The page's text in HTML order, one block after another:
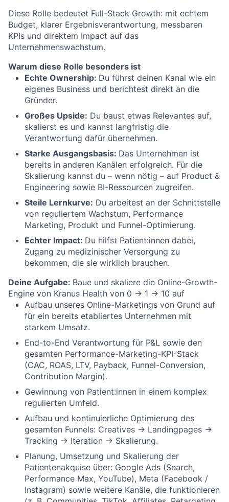
Diese Rolle bedeutet Full-Stack Growth: mit echtem
Budget, klarer Ergebnisverantwortung, messbaren
KPIs und direktem Impact auf das
Unternehmenswachstum.
Warum diese Rolle besonders ist
Echte Ownership: Du führst deinen Kanal wie ein
eigenes Business und berichtest direkt an die
Gründer.
Großes Upside: Du baust etwas Relevantes auf,
skalierst es und kannst langfristig die
Verantwortung dafür übernehmen.
Starke Ausgangsbasis: Das Unternehmen ist
bereits in anderen Kanälen erfolgreich. Für die
Skalierung kannst du – wenn nötig – auf Product &
Engineering sowie BI-Ressourcen zugreifen.
Steile Lernkurve: Du arbeitest an der Schnittstelle
von reguliertem Wachstum, Performance
Marketing, Produkt und Funnel-Optimierung.
Echter Impact: Du hilfst Patient:innen dabei,
Zugang zu medizinischer Versorgung zu
bekommen, die sie wirklich brauchen.
Deine Aufgabe: Baue und skaliere die Online-Growth-
Engine von Kranus Health von 0 → 1 → 10 auf
Aufbau unseres Online-Marketings von Grund auf
für ein bereits etabliertes Unternehmen mit
starkem Umsatz.
End-to-End Verantwortung für P&L sowie den
gesamten Performance-Marketing-KPI-Stack
(CAC, ROAS, LTV, Payback, Funnel-Conversion,
Contribution Margin).
Gewinnung von Patient:innen in einem komplex
regulierten Umfeld.
Aufbau und kontinuierliche Optimierung des
gesamten Funnels: Creatives → Landingpages →
Tracking → Iteration → Skalierung.
Planung, Umsetzung und Skalierung der
Patientenakquise über: Google Ads (Search,
Performance Max, YouTube), Meta (Facebook /
Instagram) sowie weitere Kanäle, die funktionieren